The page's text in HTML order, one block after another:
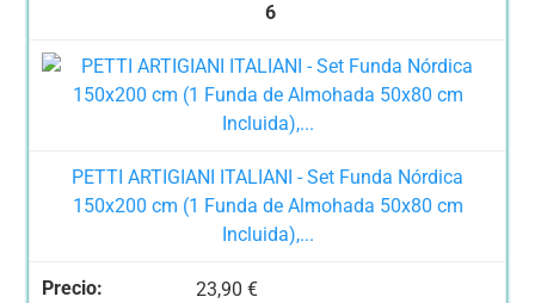
6
PETTI ARTIGIANI ITALIANI - Set Funda Nórdica
150x200 cm (1 Funda de Almohada 50x80 cm
Incluida),...
23,90 €